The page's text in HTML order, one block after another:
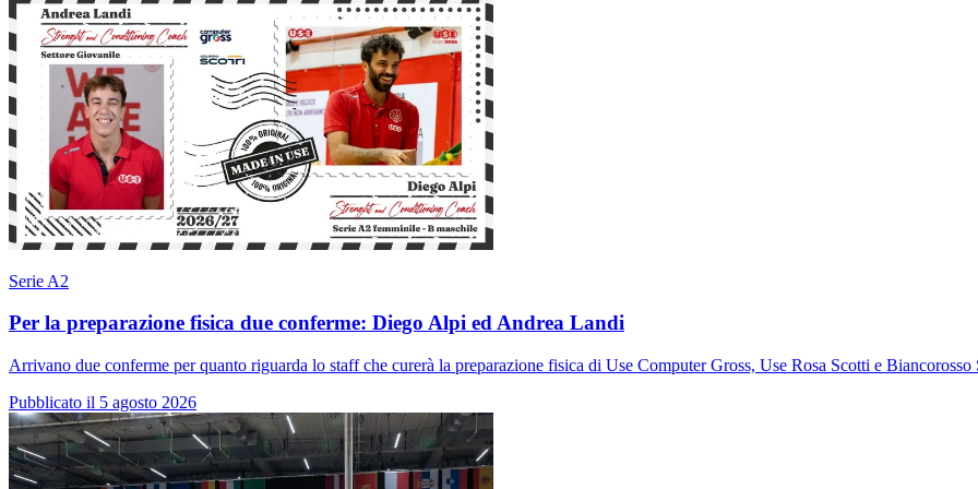
Serie A2
Per la preparazione fisica due conferme: Diego Alpi ed Andrea Landi
Arrivano due conferme per quanto riguarda lo staff che curerà la preparazione fisica di Use Computer Gross, Use Rosa Scotti e Biancorosso
Pubblicato il 5 agosto 2026